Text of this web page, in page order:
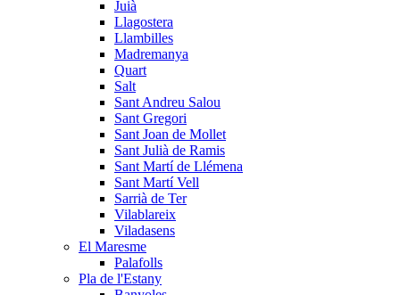
Juià
Llagostera
Llambilles
Madremanya
Quart
Salt
Sant Andreu Salou
Sant Gregori
Sant Joan de Mollet
Sant Julià de Ramis
Sant Martí de Llémena
Sant Martí Vell
Sarrià de Ter
Vilablareix
Viladasens
El Maresme
Palafolls
Pla de l'Estany